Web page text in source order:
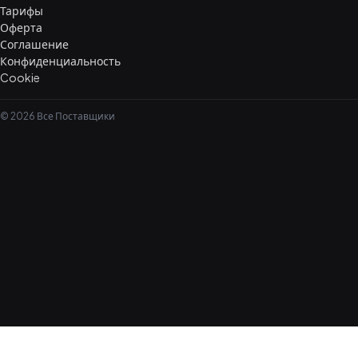
Тарифы
Оферта
Соглашение
Конфиденциальность
Cookie
© 2026 Все Поставщики